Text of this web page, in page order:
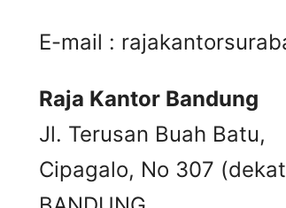
E-mail :
Raja Kantor Bandung
Jl. Terusan Buah Batu,
Cipagalo, No 307